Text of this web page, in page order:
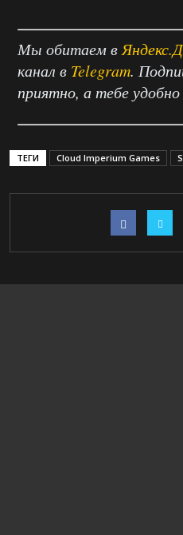
Мы обитаем в
канал в Telegram.
приятно, а тебе удобно
ТЕГИ Cloud Imperium Games